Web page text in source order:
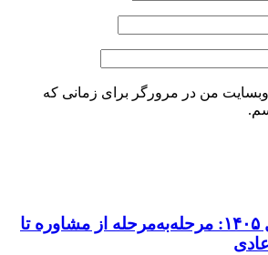
وبسایت من در مرورگر برای زمانی که
اسلیو معده در سال ۱۴۰۵: مرحله‌به‌مرحله از مشاوره تا